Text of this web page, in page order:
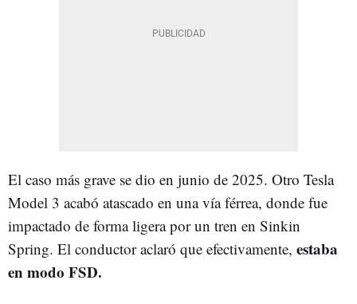
El caso más grave se dio en junio de 2025. Otro Tesla
Model 3 acabó atascado en una vía férrea, donde fue
impactado de forma ligera por un tren en Sinkin
Spring. El conductor aclaró que efectivamente, estaba
en modo FSD.